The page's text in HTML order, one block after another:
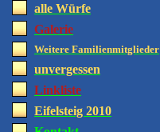
alle Würfe
Galerie
Weitere Familienmitglieder
unvergessen
Linkliste
Eifelsteig 2010